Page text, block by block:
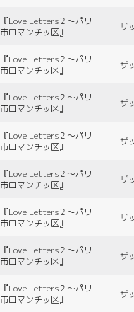
『Love Letters２〜パリ
市ロマンチッ区』
ザ
『Love Letters２〜パリ
市ロマンチッ区』
ザ
『Love Letters２〜パリ
市ロマンチッ区』
ザ
『Love Letters２〜パリ
市ロマンチッ区』
ザ
『Love Letters２〜パリ
市ロマンチッ区』
ザ
『Love Letters２〜パリ
市ロマンチッ区』
ザ
『Love Letters２〜パリ
市ロマンチッ区』
ザ
『Love Letters２〜パリ
市ロマンチッ区』
ザ